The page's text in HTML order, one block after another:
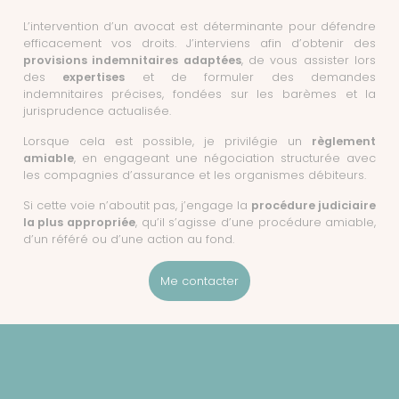
L’intervention d’un avocat est déterminante pour défendre
efficacement vos droits. J’interviens afin d’obtenir des
provisions indemnitaires adaptées, de vous assister lors
des expertises et de formuler des demandes
indemnitaires précises, fondées sur les barèmes et la
jurisprudence actualisée.
Lorsque cela est possible, je privilégie un règlement
amiable, en engageant une négociation structurée avec
les compagnies d’assurance et les organismes débiteurs.
Si cette voie n’aboutit pas, j’engage la procédure judiciaire
la plus appropriée, qu’il s’agisse d’une procédure amiable,
d’un référé ou d’une action au fond.
Me contacter